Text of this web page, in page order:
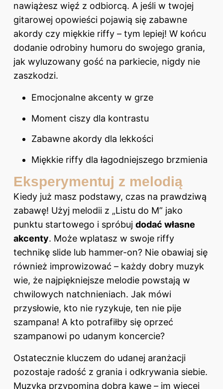
nawiążesz więź z odbiorcą. A jeśli w twojej
gitarowej opowieści pojawią się zabawne
akordy czy miękkie riffy – tym lepiej! W końcu
dodanie odrobiny humoru do swojego grania,
jak wyluzowany gość na parkiecie, nigdy nie
zaszkodzi.
Emocjonalne akcenty w grze
Moment ciszy dla kontrastu
Zabawne akordy dla lekkości
Miękkie riffy dla łagodniejszego brzmienia
Eksperymentuj z melodią
Kiedy już masz podstawy, czas na prawdziwą
zabawę! Użyj melodii z „Listu do M” jako
punktu startowego i spróbuj dodać własne
akcenty. Może wplatasz w swoje riffy
technikę slide lub hammer-on? Nie obawiaj się
również improwizować – każdy dobry muzyk
wie, że najpiękniejsze melodie powstają w
chwilowych natchnieniach. Jak mówi
przysłowie, kto nie ryzykuje, ten nie pije
szampana! A kto potrafiłby się oprzeć
szampanowi po udanym koncercie?
Ostatecznie kluczem do udanej aranżacji
pozostaje radość z grania i odkrywania siebie.
Muzyka przypomina dobrą kawę – im więcej